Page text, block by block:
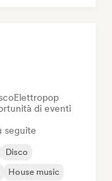
Elettropop
di eventi
seguite
Disco
House music